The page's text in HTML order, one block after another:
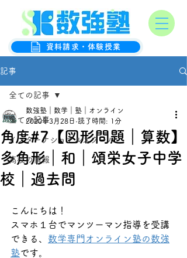
数強塾
オンライン数学克服塾
資料請求・体験授業
記事
全ての記事
インターナショナルスクール
高校の情報
全ての記事
角度#7【図形問題｜算数】
多角形｜和｜頌栄女子中学
校｜過去問
数強塾｜数学｜塾｜オンライン
2020年3月28日 読了時間: 1分
こんにちは！
スマホ１台でマンツーマン指導を受講
できる、 数学専門オンライン塾の数強
塾です。